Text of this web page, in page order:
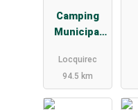
Camping
Municipal
la Baie
Locquirec
94.5 km